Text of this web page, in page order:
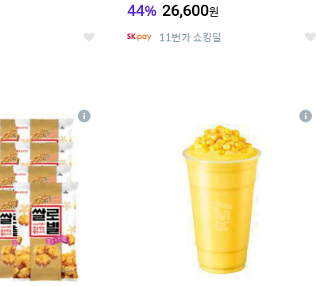
좋
44% 26,600원
11번가 쇼킹딜 좋
상 상